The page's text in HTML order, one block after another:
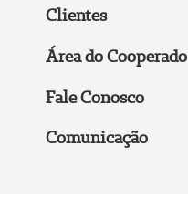
Clientes
Área do Cooperado
Fale Conosco
Comunicação